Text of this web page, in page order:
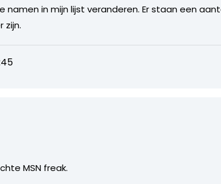
namen in mijn lijst veranderen. Er staan een
zijn.
MSN freak.